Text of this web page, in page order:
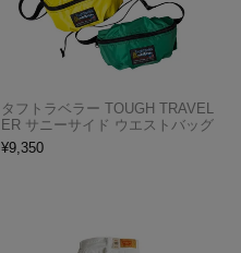
タフトラベラー TOUGH TRAVEL
ER サニーサイド ウエストバッグ
¥9,350